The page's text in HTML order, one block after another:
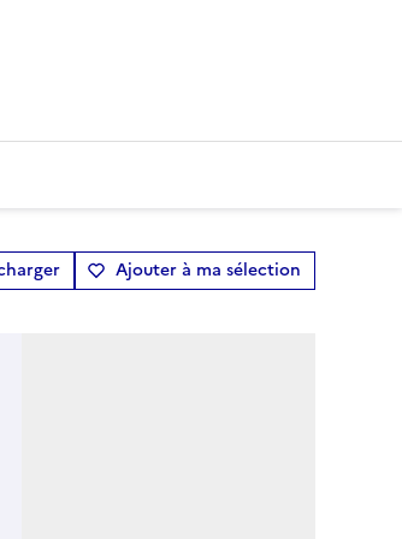
Ajouter à ma sélection